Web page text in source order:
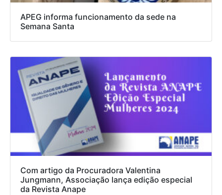
APEG informa funcionamento da sede na
Semana Santa
Com artigo da Procuradora Valentina
Jungmann, Associação lança edição especial
da Revista Anape